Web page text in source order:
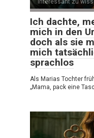
Interessant zu
Ich dachte,
mich in den
doch als sie
mich
sprachlos
Als Marias Tochter
„Mama, pack eine